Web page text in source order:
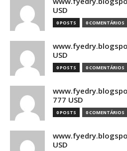
USD
0 POSTS 0 COMENTÁRIOS
USD
0 POSTS 0 COMENTÁRIOS
777 USD
0 POSTS 0 COMENTÁRIOS
USD